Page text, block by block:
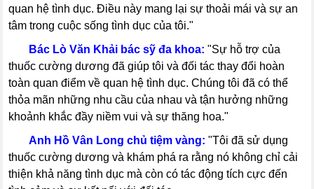
quan hệ tình dục. Điều này mang lại sự thoải mái và sự an
tâm trong cuộc sống tình dục của tôi."
Bác Lò Văn Khải bác sỹ đa khoa: "Sự hỗ trợ của
thuốc cường dương đã giúp tôi và đối tác thay đổi hoàn
toàn quan điểm về quan hệ tình dục. Chúng tôi đã có thể
thỏa mãn những nhu cầu của nhau và tận hưởng những
khoảnh khắc đầy niềm vui và sự thăng hoa."
Anh Hồ Vân Long chủ tiệm vàng:"Tôi đã sử dụng
thuốc cường dương và khám phá ra rằng nó không chỉ cải
thiện khả năng tình dục mà còn có tác động tích cực đến